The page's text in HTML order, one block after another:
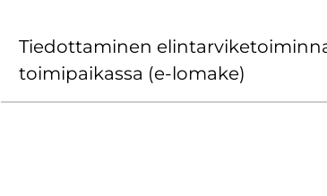
Tie­dot­ta­mi­nen
toi­mi­pai­kas­sa (e-​lomake)